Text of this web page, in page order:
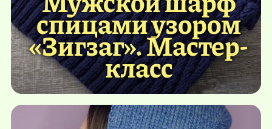
спицами узором
«Зигзаг». Мастер-
класс